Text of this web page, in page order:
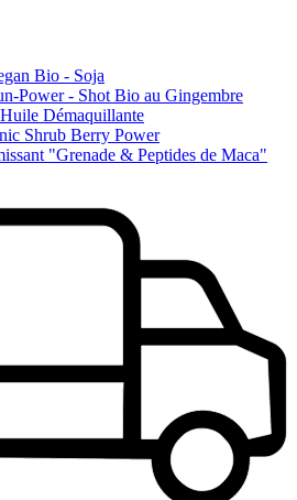
Bio - Soja
Power - Shot Bio au Gingembre
Démaquillante
Shrub Berry Power
"Grenade & Peptides de Maca"